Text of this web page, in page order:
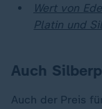
Wert von
Platin und
Auch
Auch der Preis